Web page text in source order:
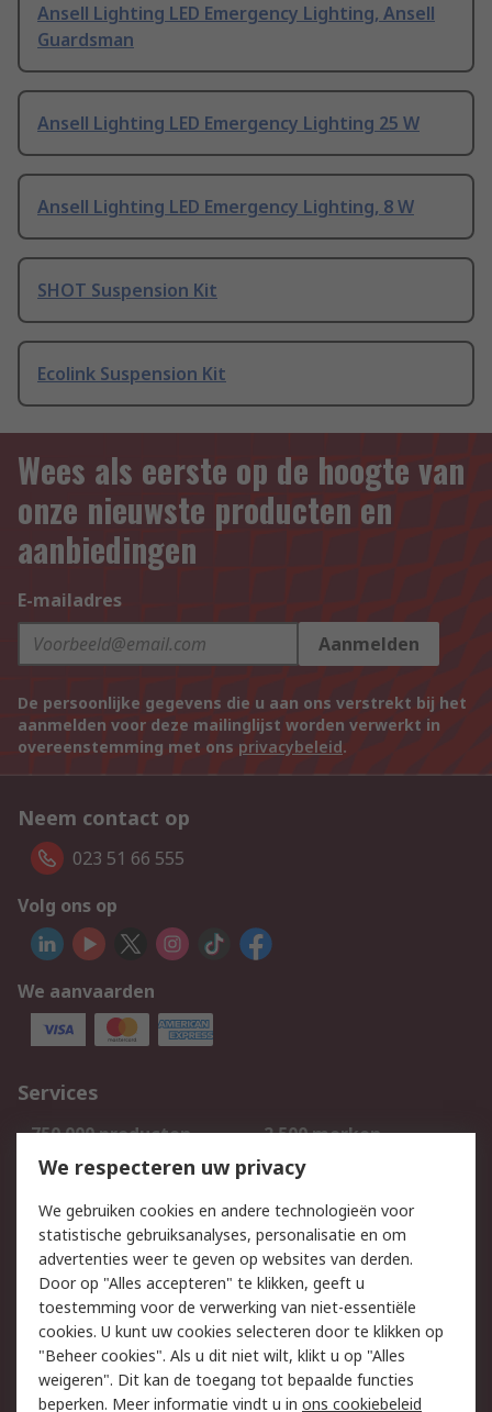
Ansell Lighting LED Emergency Lighting, Ansell
Guardsman
Ansell Lighting LED Emergency Lighting 25 W
Ansell Lighting LED Emergency Lighting, 8 W
SHOT Suspension Kit
Ecolink Suspension Kit
Wees als eerste op de hoogte van
onze nieuwste producten en
aanbiedingen
E-mailadres
Aanmelden
De persoonlijke gegevens die u aan ons verstrekt bij het
aanmelden voor deze mailinglijst worden verwerkt in
overeenstemming met ons privacybeleid.
Neem contact op
023 51 66 555
Volg ons op
We aanvaarden
Services
750.000 producten
2.500 merken
Bestellen
Inkoopoplossingen
Track & Trace
Wettelijk
Cookiebeleid
Email veiligheid
Privacybeleid
Websitevoorwaarden
Algemene
We respecteren uw privacy
We gebruiken cookies en andere technologieën voor
statistische gebruiksanalyses, personalisatie en om
advertenties weer te geven op websites van derden.
Door op "Alles accepteren" te klikken, geeft u
toestemming voor de verwerking van niet-essentiële
cookies. U kunt uw cookies selecteren door te klikken op
"Beheer cookies". Als u dit niet wilt, klikt u op "Alles
weigeren". Dit kan de toegang tot bepaalde functies
beperken. Meer informatie vindt u in ons cookiebeleid